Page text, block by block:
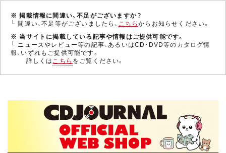
※ 掲載情報に間違い、不足がございますか？
└ 間違い、不足等がございましたら、 こちらからお知らせください。
※ 当サイトに掲載している記事や情報はご提供可能です。
└ ニュースやレビュー等の記事、あるいはCD・DVD等のカタログ情
報、いずれもご提供可能です。
詳しくは こちら をご覧ください。